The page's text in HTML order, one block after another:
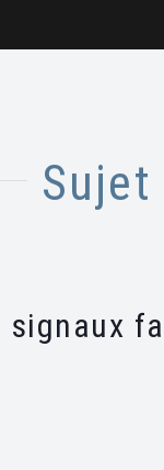
Sujet
signaux